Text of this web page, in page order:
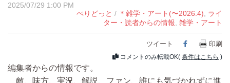
2025/07/29 1:00 PM
ぺりどっと / ＊雑学・アート(〜2026.4)
ライ
ター・読者からの情報 雑学・アート
ツイート Facebook
印刷
コメントのみ転載OK( 条件はこちら )
編集者からの情報です。
敵、味方、実況、解説、ファン、誰にも気づかれずに進